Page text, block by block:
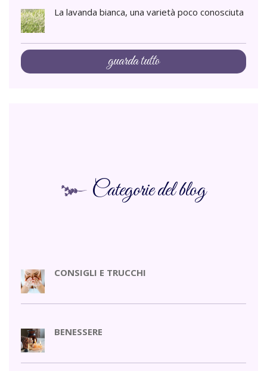
La lavanda bianca, una varietà poco conosciuta
guarda tutto
Categorie del blog
CONSIGLI E TRUCCHI
BENESSERE